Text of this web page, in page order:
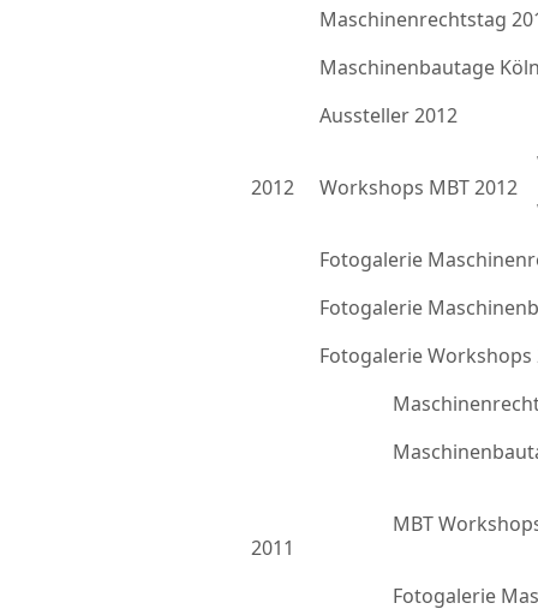
2012
Maschinenrechtstag
Maschinenbautage
Aussteller 2012
Workshops MBT 2012
Fotogalerie
Fotogalerie
Fotogalerie Workshops
2011
MBT
Fotogalerie